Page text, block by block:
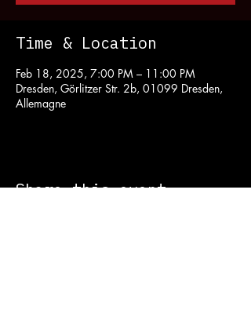
Time & Location
Feb 18, 2025, 7:00 PM – 11:00 PM
Dresden, Görlitzer Str. 2b, 01099 Dresden,
Allemagne
Share this event